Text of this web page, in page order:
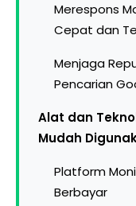
Merespons
Cepat dan
Menjaga
Pencarian
Alat dan
Mudah
Platform
Berbayar